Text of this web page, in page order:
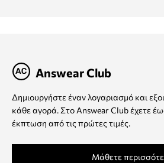
Answear Club
Δημιουργήστε έναν λογαριασμό και
κάθε αγορά. Στο Answear Club έχετε
έκπτωση από τις πρώτες τιμές.
Μάθετε